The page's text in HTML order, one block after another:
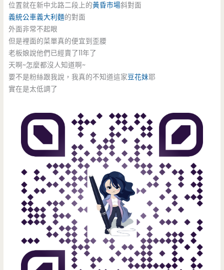
位置就在新中北路二段上的黃昏市場斜對面
義統公車義大利麵的對面
外面非常不起眼
但是裡面的菜單真的便宜到歪腰
老板娘說他們已經賣了11年了
天啊~怎麼都沒人知道啊~
要不是粉絲跟我說，我真的不知道這家豆花妹耶
實在是太低調了